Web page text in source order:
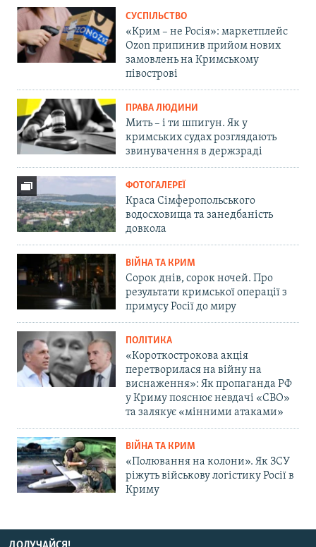
СУСПІЛЬСТВО
«Крим – не Росія»: маркетплейс
Ozon припинив прийом нових
замовлень на Кримському
півострові
ПРАВА ЛЮДИНИ
Мить – і ти шпигун. Як у
кримських судах розглядають
звинувачення в держзраді
ФОТОГАЛЕРЕЇ
Краса Сімферопольського
водосховища та занедбаність
довкола
ВІЙНА ТА КРИМ
Сорок днів, сорок ночей. Про
результати кримської операції з
примусу Росії до миру
ПОЛІТИКА
«Короткострокова акція
перетворилася на війну на
виснаження»: Як пропаганда РФ
у Криму пояснює невдачі «СВО»
та залякує «мінними атаками»
ВІЙНА ТА КРИМ
«Полювання на колони». Як ЗСУ
ріжуть військову логістику Росії в
Криму